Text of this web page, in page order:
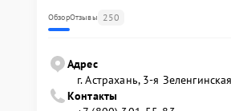
ОбзорОтзывы 250
Адрес
г. Астрахань, 3-я
Контакты